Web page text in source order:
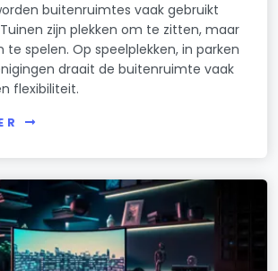
buitenruimtes vaak gebruikt
zijn plekken om te zitten, maar
spelen. Op speelplekken, in parken
draait de buitenruimte vaak
flexibiliteit.